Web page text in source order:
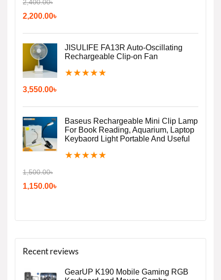
2,400.00৳
2,200.00৳
JISULIFE FA13R Auto-Oscillating
Rechargeable Clip-on Fan
★★★★★
3,550.00৳
Baseus Rechargeable Mini Clip Lamp
For Book Reading, Aquarium, Laptop
Keybaord Light Portable And Useful
★★★★★
1,500.00৳
1,150.00৳
Recent reviews
GearUP K190 Mobile Gaming RGB